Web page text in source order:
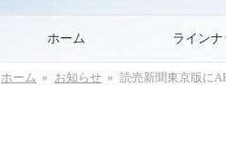
ホーム ラインナ
ホーム お知らせ 読売新聞東京版に